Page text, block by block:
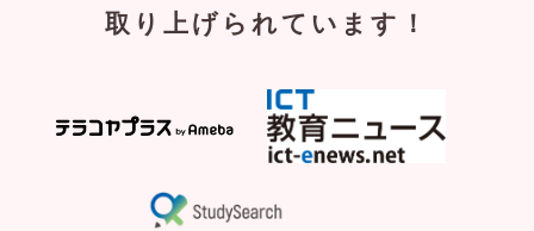
取り上げられています！